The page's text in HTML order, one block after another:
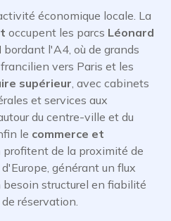
économique locale. La
occupent les parcs Léonard
bordant l'A4, où de grands
vers Paris et les
supérieur, avec cabinets
et services aux
du centre-ville et du
le commerce et
profitent de la proximité de
générant un flux
structurel en fiabilité
réservation.